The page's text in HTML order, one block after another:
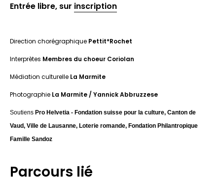
Entrée libre, sur inscription
Direction chorégraphique Pettit*Rochet
Interprètes Membres du choeur Coriolan
Médiation culturelle La Marmite
Photographie La Marmite / Yannick Abbruzzese
Soutiens Pro Helvetia - Fondation suisse pour la culture, Canton de
Vaud, Ville de Lausanne, Loterie romande, Fondation Philantropique
Famille Sandoz
Parcours lié